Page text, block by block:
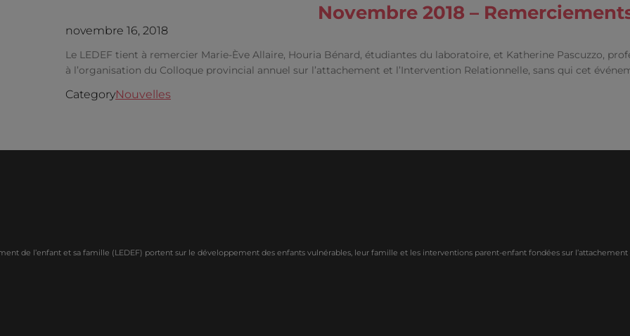
Novembre 2018 –
novembre 16, 2018
Le LEDEF tient à remercier Marie-Ève Allaire, Houria Bénard, étudiantes du laboratoire, et Katherine Pascuzzo,
à l’organisation du Colloque provincial annuel sur l’attachement et l’Intervention Relationnelle, sans qui cet
CategoryNouvelles
de l’enfant et sa famille (LEDEF) portent sur le développement des enfants vulnérables, leur famille et les interventions parent-enfant fondées sur